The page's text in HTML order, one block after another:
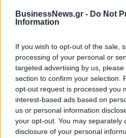
BusinessNews.gr - Do Not
Information
If you wish to opt-out of the sale,
processing of your personal or
targeted advertising by us,
section to confirm your selection.
opt-out request is processed you
interest-based ads based on
us or personal information
your opt-out. You may separately
disclosure of your personal
ΡΟΗ ΕΙΔΗΣΕΩΝ